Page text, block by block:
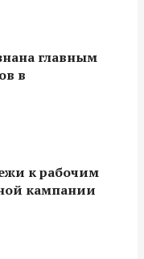
главным
в
к рабочим
кампании